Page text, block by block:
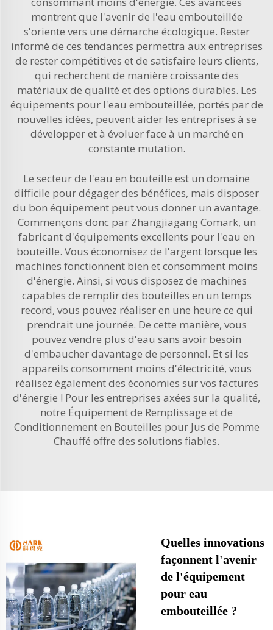
montrent que l'avenir de l'eau embouteillée
s'oriente vers une démarche écologique. Rester
informé de ces tendances permettra aux entreprises
de rester compétitives et de satisfaire leurs clients,
qui recherchent de manière croissante des
matériaux de qualité et des options durables. Les
équipements pour l'eau embouteillée, portés par de
nouvelles idées, peuvent aider les entreprises à se
développer et à évoluer face à un marché en
constante mutation.
Le secteur de l'eau en bouteille est un domaine
difficile pour dégager des bénéfices, mais disposer
du bon équipement peut vous donner un avantage.
Commençons donc par Zhangjiagang Comark, un
fabricant d'équipements excellents pour l'eau en
bouteille. Vous économisez de l'argent lorsque les
machines fonctionnent bien et consomment moins
d'énergie. Ainsi, si vous disposez de machines
capables de remplir des bouteilles en un temps
record, vous pouvez réaliser en une heure ce qui
prendrait une journée. De cette manière, vous
pouvez vendre plus d'eau sans avoir besoin
d'embaucher davantage de personnel. Et si les
appareils consomment moins d'électricité, vous
réalisez également des économies sur vos factures
d'énergie ! Pour les entreprises axées sur la qualité,
notre Équipement de Remplissage et de
Conditionnement en Bouteilles pour Jus de Pomme
Chauffé offre des solutions fiables.
Quelles innovations
façonnent l'avenir
de l'équipement
pour eau
embouteillée ?